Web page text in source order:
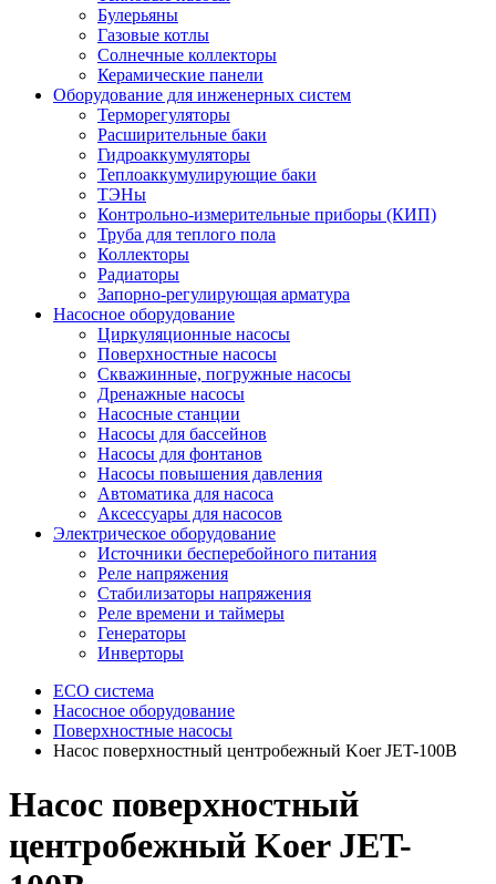
Булерьяны
Газовые котлы
Солнечные коллекторы
Керамические панели
Оборудование для инженерных систем
Терморегуляторы
Расширительные баки
Гидроаккумуляторы
Теплоаккумулирующие баки
ТЭНы
Контрольно-измерительные приборы (КИП)
Труба для теплого пола
Коллекторы
Радиаторы
Запорно-регулирующая арматура
Насосное оборудование
Циркуляционные насосы
Поверхностные насосы
Скважинные, погружные насосы
Дренажные насосы
Насосные станции
Насосы для бассейнов
Насосы для фонтанов
Насосы повышения давления
Автоматика для насоса
Аксессуары для насосов
Электрическое оборудование
Источники бесперебойного питания
Реле напряжения
Стабилизаторы напряжения
Реле времени и таймеры
Генераторы
Инверторы
ECO система
Насосное оборудование
Поверхностные насосы
Насос поверхностный центробежный Koer JET-100B
Насос поверхностный
центробежный Koer JET-